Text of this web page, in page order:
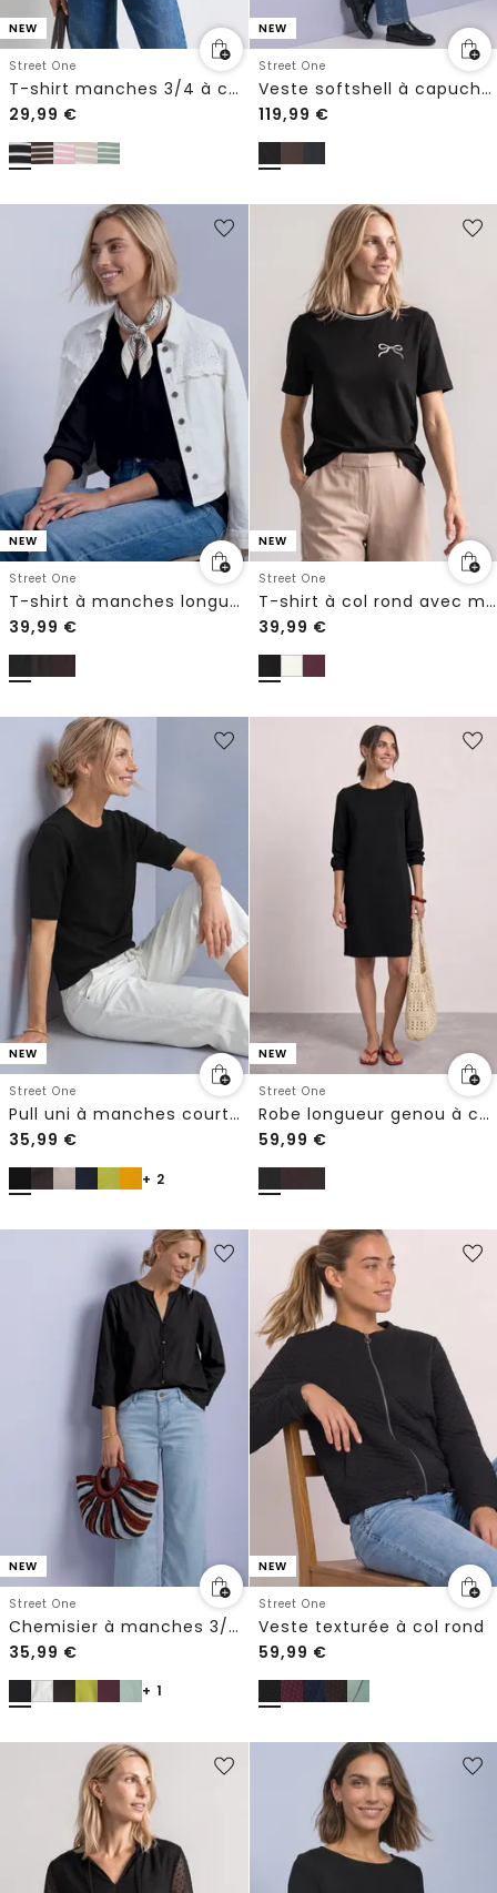
NEW
Street One
T-shirt manches 3/4 à col bateau
29,99 €
NEW
Street One
Veste softshell à capuche avec détails matelassés
119,99 €
NEW
Street One
T-shirt à manches longues à col V en mélange de textures
39,99 €
NEW
Street One
T-shirt à col rond avec motif brodé
39,99 €
NEW
Street One
Pull uni à manches courtes et col rond
35,99 €
+ 2
NEW
Street One
Robe longueur genou à col rond
59,99 €
NEW
Street One
Chemisier à manches 3/4 et col fendu
35,99 €
+ 1
NEW
Street One
Veste texturée à col rond
59,99 €